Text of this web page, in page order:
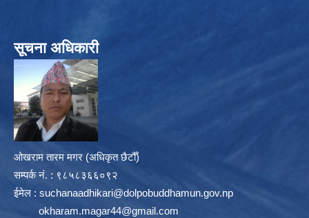
सूचना अधिकारी
ओखराम तारम मगर (अधिकृत छैटौँ)
सम्पर्क न‌ं. : ९८५८३६६०९२
ईमेल : suchanaadhikari@dolpobuddhamun.gov.np
okharam.magar44@gmail.com